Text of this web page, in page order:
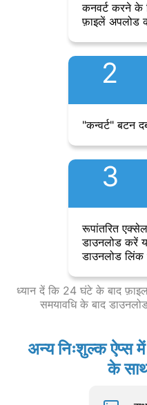
कनवर्ट करने के
फ़ाइलें अपलोड
2
"कन्वर्ट" बटन
3
रूपांतरित
डाउनलोड करें
डाउनलोड
ध्यान दें कि 24 घंटे के बाद
समयावधि के बाद
अन्य निःशुल्क ऐप्स
के